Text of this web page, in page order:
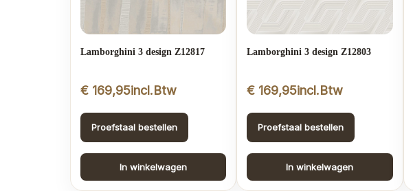
Lamborghini 3 design Z12817
€ 169,95incl.Btw
Proefstaal bestellen
In winkelwagen
Lamborghini 3 design Z12803
€ 169,95incl.Btw
Proefstaal bestellen
In winkelwagen